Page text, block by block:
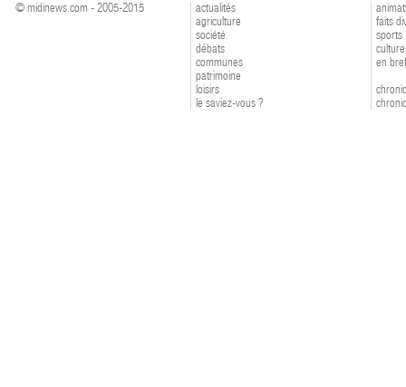
© midinews.com - 2005-2015
actualités
agriculture
société
débats
communes
patrimoine
loisirs
le saviez-vous ?
faits
sports
culture
en bref